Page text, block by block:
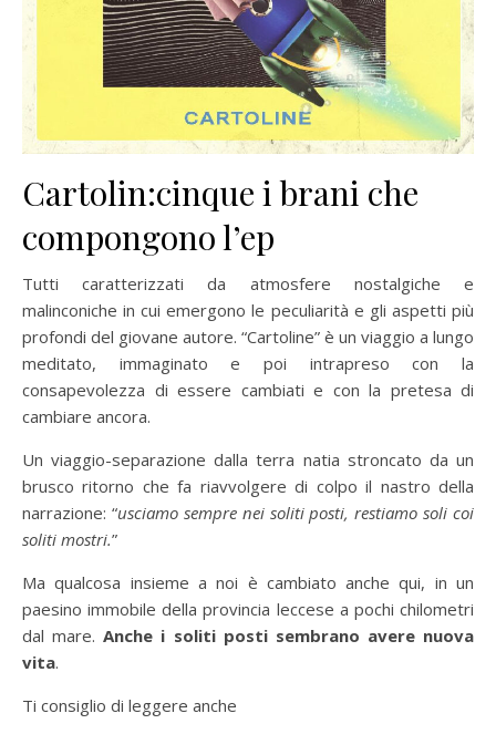
Cartolin:cinque i brani che
compongono l’ep
Tutti caratterizzati da atmosfere nostalgiche e
malinconiche in cui emergono le peculiarità e gli aspetti più
profondi del giovane autore. “Cartoline” è un viaggio a lungo
meditato, immaginato e poi intrapreso con la
consapevolezza di essere cambiati e con la pretesa di
cambiare ancora.
Un viaggio-separazione dalla terra natia stroncato da un
brusco ritorno che fa riavvolgere di colpo il nastro della
narrazione: “usciamo sempre nei soliti posti, restiamo soli coi
soliti mostri.”
Ma qualcosa insieme a noi è cambiato anche qui, in un
paesino immobile della provincia leccese a pochi chilometri
dal mare.Anche i soliti posti sembrano avere nuova
vita.
Ti consiglio di leggere anche